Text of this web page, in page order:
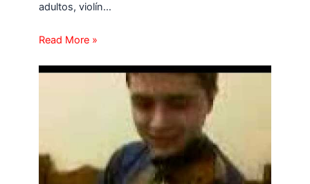
adultos, violín…
Read More »